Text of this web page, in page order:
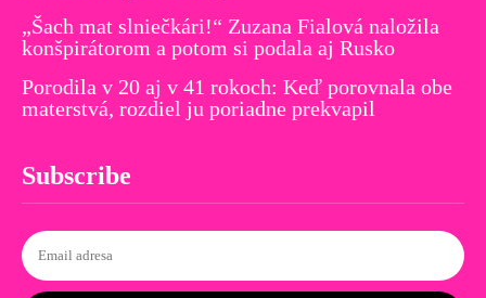
„Šach mat slniečkári!“ Zuzana Fialová naložila
konšpirátorom a potom si podala aj Rusko
Porodila v 20 aj v 41 rokoch: Keď porovnala obe
materstvá, rozdiel ju poriadne prekvapil
Subscribe